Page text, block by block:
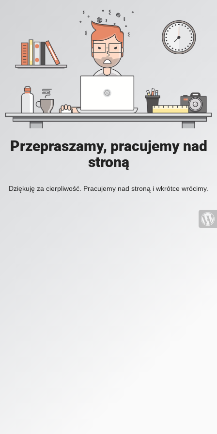
Przepraszamy, pracujemy nad
stroną
Dziękuję za cierpliwość. Pracujemy nad stroną i wkrótce wrócimy.